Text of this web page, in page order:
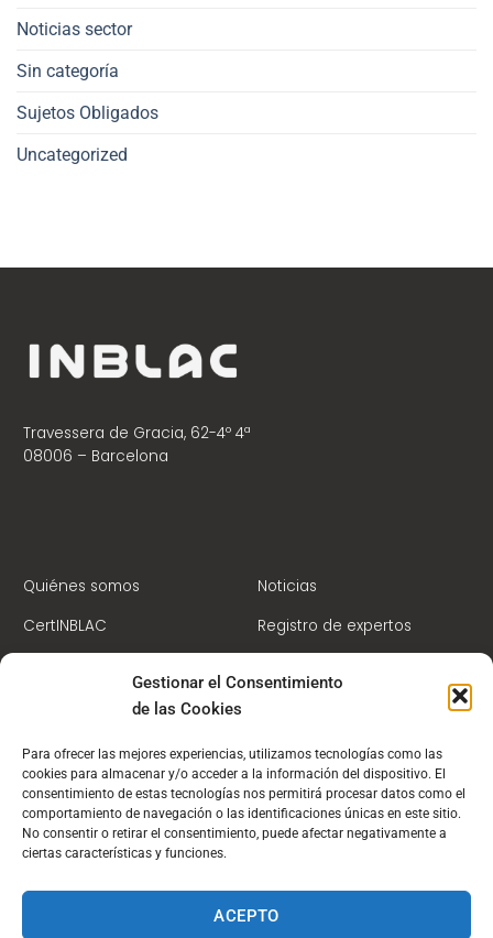
Gestionar el Consentimiento
de las Cookies
Para ofrecer las mejores experiencias, utilizamos tecnologías como las
cookies para almacenar y/o acceder a la información del dispositivo. El
consentimiento de estas tecnologías nos permitirá procesar datos como el
comportamiento de navegación o las identificaciones únicas en este sitio.
No consentir o retirar el consentimiento, puede afectar negativamente a
ciertas características y funciones.
ACEPTO
Noticias sector
Sin categoría
Sujetos Obligados
Uncategorized
Travessera de Gracia, 62-4º 4ª
08006 – Barcelona
Quiénes somos
CertINBLAC
Noticias
Registro de expertos
PBC/FT